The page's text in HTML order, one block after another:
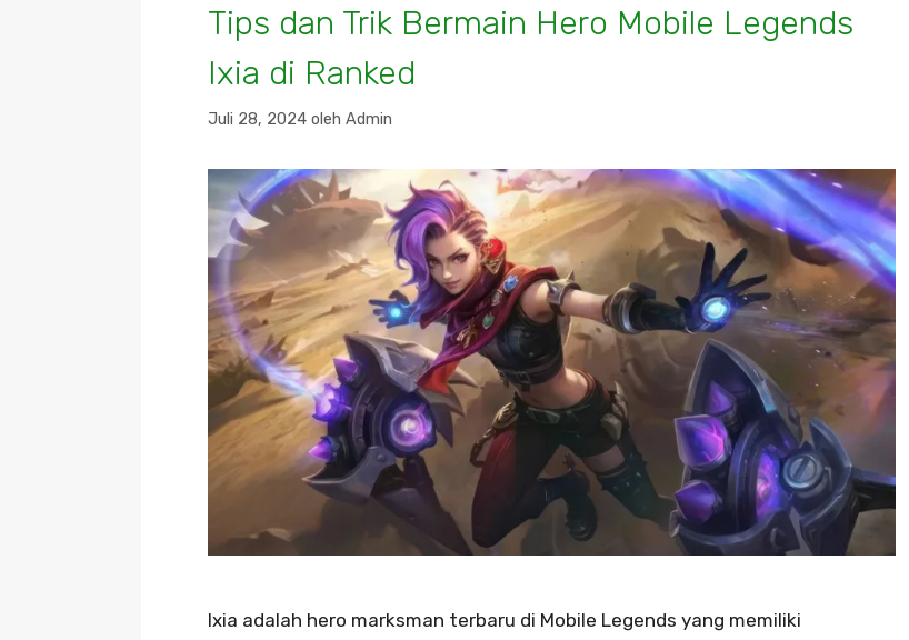
Tips dan Trik Bermain Hero Mobile Legends
Ixia di Ranked
Juli 28, 2024 oleh Admin
Ixia adalah hero marksman terbaru di Mobile Legends yang memiliki